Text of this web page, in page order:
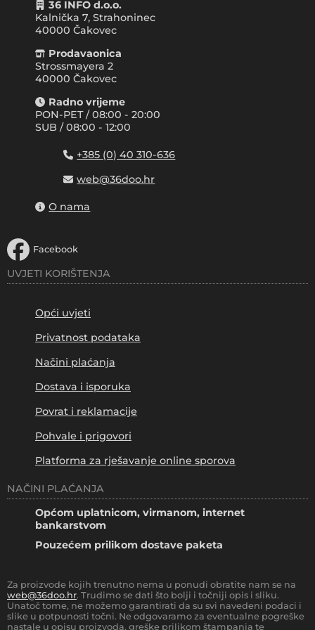
36 INFO d.o.o.
Kalnička 7, Strahoninec
40000 Čakovec
Prodavaonica
Strossmayera 2
40000 Čakovec
Radno vrijeme
PON-PET / 08:00 - 20:00
SUB / 08:00 - 12:00
+385 (0) 40 310-636
web@36doo.hr
O nama
Facebook
UVJETI KORIŠTENJA
Opći uvjeti
Privatnost podataka
Načini plaćanja
Dostava i isporuka
Povrat i reklamacije
Pohvale i prigovori
Platforma za rješavanje online sporova
NAČINI PLAĆANJA
Općom uplatnicom, virmanom, internet
bankarstvom
Pouzećem prilikom dostave paketa
Za proizvode kojih trenutno nema u ponudi obratite nam se na
web@36doo.hr. Trudimo se dati što bolji i točniji opis i sliku.
Unatoč tome, ne možemo garantirati da su svi navedeni podaci i
slike u potpunosti točni. Ne odgovaramo za eventualne pogreške
nastale u opisu proizvoda, greške prilikom štampanja te